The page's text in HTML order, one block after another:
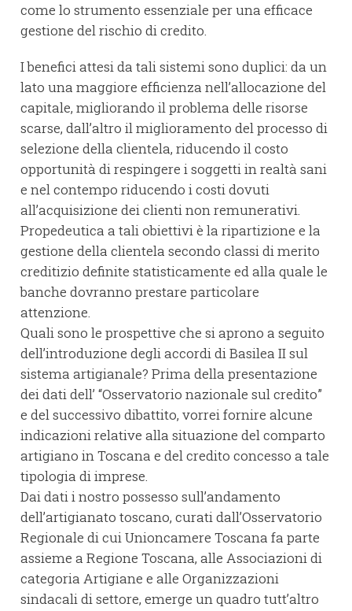
come lo strumento essenziale per una efficace
gestione del rischio di credito.
I benefici attesi da tali sistemi sono duplici: da un
lato una maggiore efficienza nell’allocazione del
capitale, migliorando il problema delle risorse
scarse, dall’altro il miglioramento del processo di
selezione della clientela, riducendo il costo
opportunità di respingere i soggetti in realtà sani
e nel contempo riducendo i costi dovuti
all’acquisizione dei clienti non remunerativi.
Propedeutica a tali obiettivi è la ripartizione e la
gestione della clientela secondo classi di merito
creditizio definite statisticamente ed alla quale le
banche dovranno prestare particolare
attenzione.
Quali sono le prospettive che si aprono a seguito
dell’introduzione degli accordi di Basilea II sul
sistema artigianale? Prima della presentazione
dei dati dell’ “Osservatorio nazionale sul credito”
e del successivo dibattito, vorrei fornire alcune
indicazioni relative alla situazione del comparto
artigiano in Toscana e del credito concesso a tale
tipologia di imprese.
Dai dati i nostro possesso sull’andamento
dell’artigianato toscano, curati dall’Osservatorio
Regionale di cui Unioncamere Toscana fa parte
assieme a Regione Toscana, alle Associazioni di
categoria Artigiane e alle Organizzazioni
sindacali di settore, emerge un quadro tutt’altro